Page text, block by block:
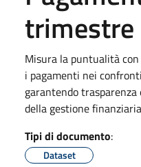
Misura la puntualità
i pagamenti nei
garantendo
della gestione
Tipi di documento:
Dataset